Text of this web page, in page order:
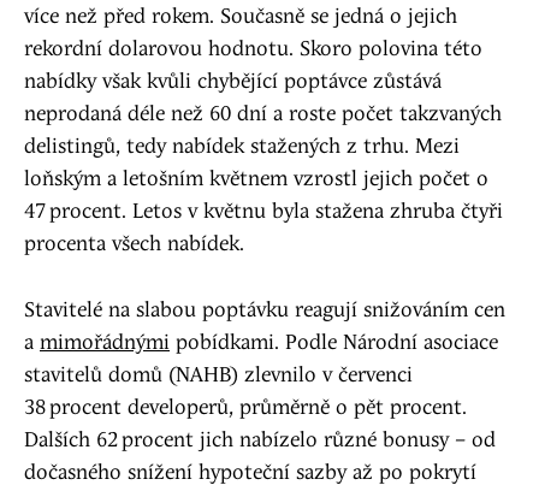
více než před rokem. Současně se jedná o jejich
rekordní dolarovou hodnotu. Skoro polovina této
nabídky však kvůli chybějící poptávce zůstává
neprodaná déle než 60 dní a roste počet takzvaných
delistingů, tedy nabídek stažených z trhu. Mezi
loňským a letošním květnem vzrostl jejich počet o
47 procent. Letos v květnu byla stažena zhruba čtyři
procenta všech nabídek.
Stavitelé na slabou poptávku reagují snižováním cen
a mimořádnými pobídkami. Podle Národní asociace
stavitelů domů (NAHB) zlevnilo v červenci
38 procent developerů, průměrně o pět procent.
Dalších 62 procent jich nabízelo různé bonusy – od
dočasného snížení hypoteční sazby až po pokrytí